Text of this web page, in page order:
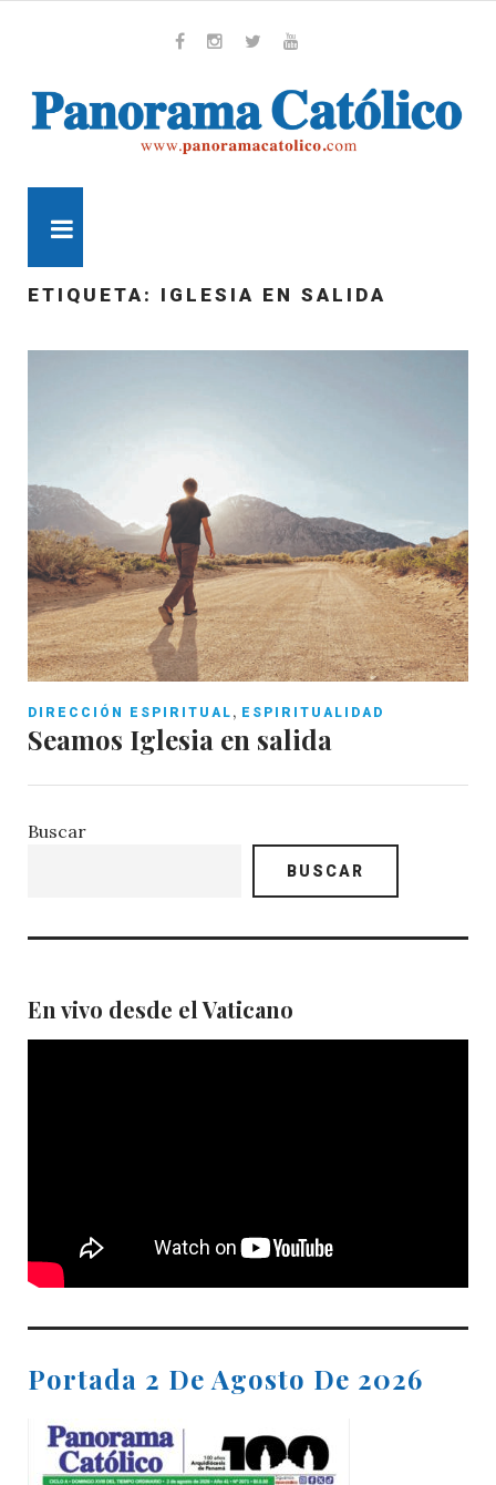
ETIQUETA: IGLESIA EN SALIDA
DIRECCIÓN ESPIRITUAL , ESPIRITUALIDAD
Seamos Iglesia en salida
Buscar
BUSCAR
En vivo desde el Vaticano
Portada 2 De Agosto De 2026